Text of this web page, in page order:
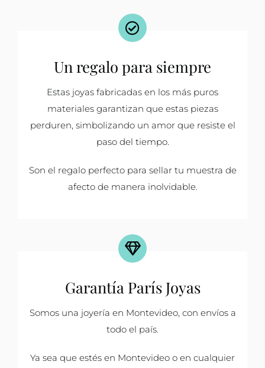
Un regalo para siempre
Estas joyas fabricadas en los más puros
materiales garantizan que estas piezas
perduren, simbolizando un amor que resiste el
paso del tiempo.
Son el regalo perfecto para sellar tu muestra de
afecto de manera inolvidable.
Garantía París Joyas
Somos una joyería en Montevideo, con envíos a
todo el país.
Ya sea que estés en Montevideo o en cualquier